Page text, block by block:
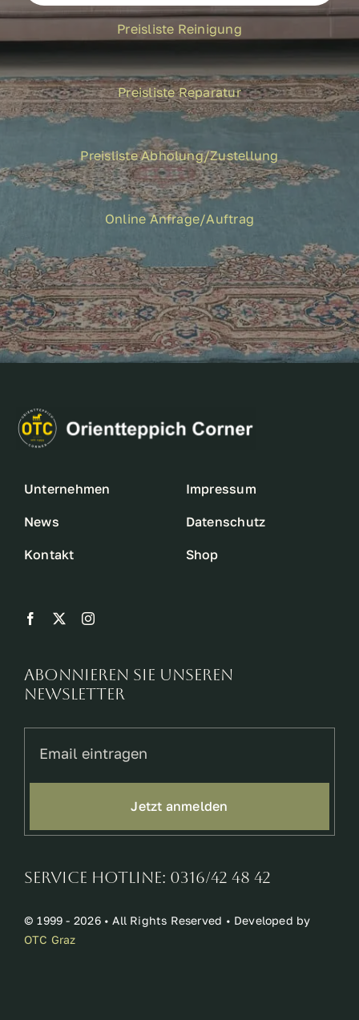
Preisliste Reinigung
Preisliste Reparatur
Preisliste Abholung/Zustellung
Online Anfrage/Auftrag
Unternehmen
News
Kontakt
Impressum
Datenschutz
Shop
Abonnieren Sie unseren
Newsletter
Jetzt anmelden
Service Hotline: 0316/42 48 42
© 1999 - 2026 • All Rights Reserved • Developed by
OTC Graz